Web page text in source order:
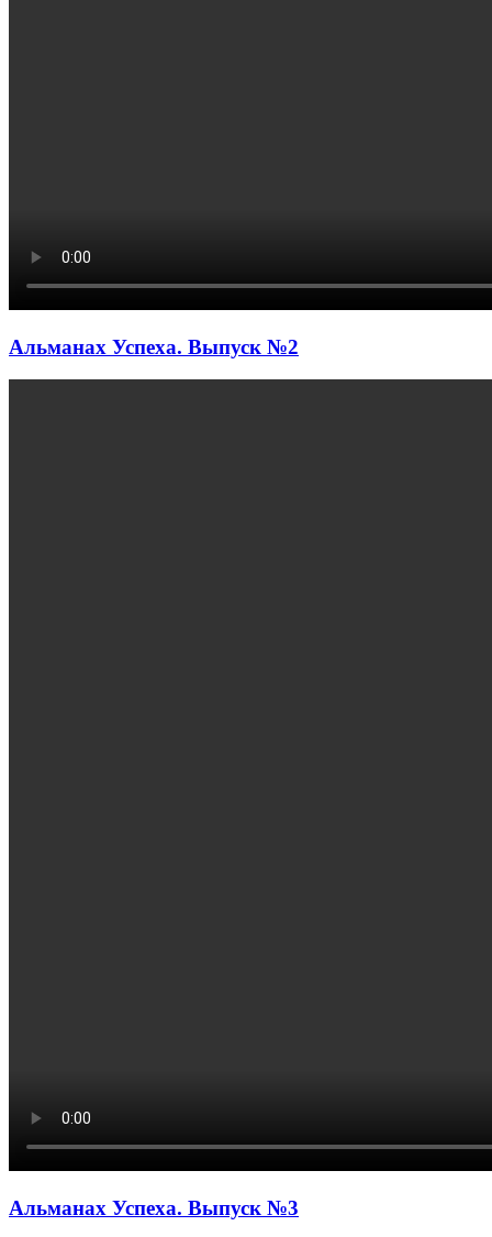
Альманах Успеха. Выпуск №2
Альманах Успеха. Выпуск №3